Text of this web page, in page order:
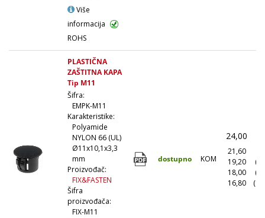
Više
informacija
ROHS
PLASTIČNA
ZAŠTITNA KAPA
Tip M11
Šifra:
EMPK-M11
Karakteristike:
Polyamide
NYLON 66 (UL)
Ø11x10,1x3,3
mm
Proizvođač:
FIX&FASTEN
Šifra
proizvođača:
FIX-M11
dostupno KOM
24,00
21,60
19,20
18,00
16,80